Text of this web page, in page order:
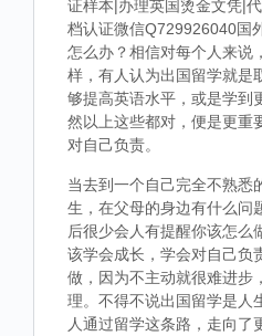
证样本|办理英国烫金文凭|
档认证微信Q729926040国
怎么办？相信对每个人来说
样，有人认为出国留学就是
够提高英语水平，或是学到
然以上这些都对，便是更重
对自己负责。
当去到一个自己完全不熟悉
生，在父母的身边有什么问
后很少会人有提醒你该怎么
该学会成长，学会对自己负
做，因为不主动就很难进步
理。不得不说出国留学是人
人通过留学这条路，走向了